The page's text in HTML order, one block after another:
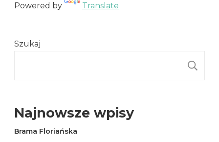
Powered by Translate
Szukaj
Najnowsze wpisy
Brama Floriańska